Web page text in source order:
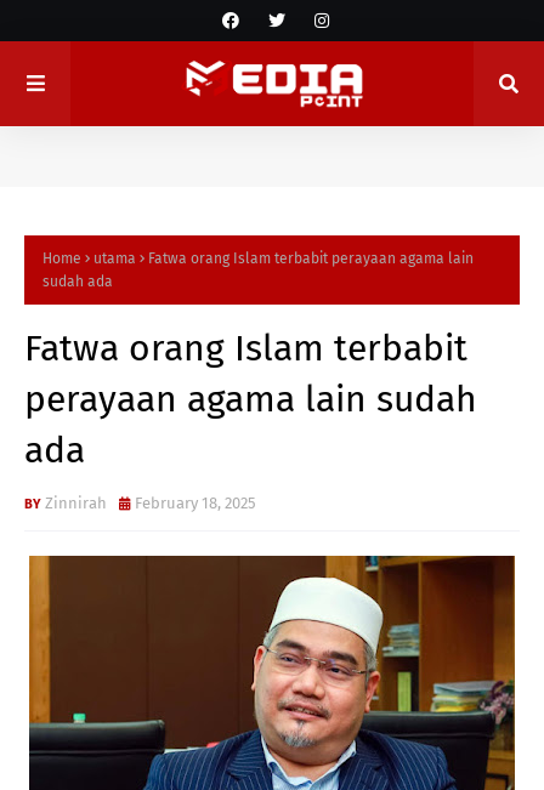
Home utama
Fatwa orang Islam terbabit perayaan agama lain
sudah ada
Fatwa orang Islam terbabit
perayaan agama lain sudah
ada
Zinnirah February 18, 2025